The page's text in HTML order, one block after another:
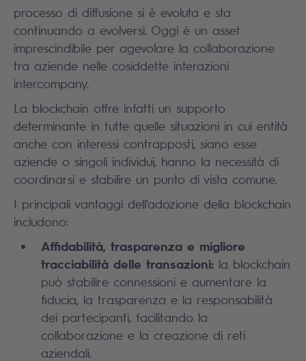
processo di diffusione si è evoluta e sta
continuando a evolversi. Oggi è un asset
imprescindibile per agevolare la collaborazione
tra aziende nelle cosiddette interazioni
intercompany.
La blockchain offre infatti un supporto
determinante in tutte quelle situazioni in cui entità
anche con interessi contrapposti, siano esse
aziende o singoli individui, hanno la necessità di
coordinarsi e stabilire un punto di vista comune.
I principali vantaggi dell'adozione della blockchain
includono:
Affidabilità, trasparenza e migliore
tracciabilità delle transazioni: la blockchain
può stabilire connessioni e aumentare la
fiducia, la trasparenza e la responsabilità
dei partecipanti, facilitando la
collaborazione e la creazione di reti
aziendali.